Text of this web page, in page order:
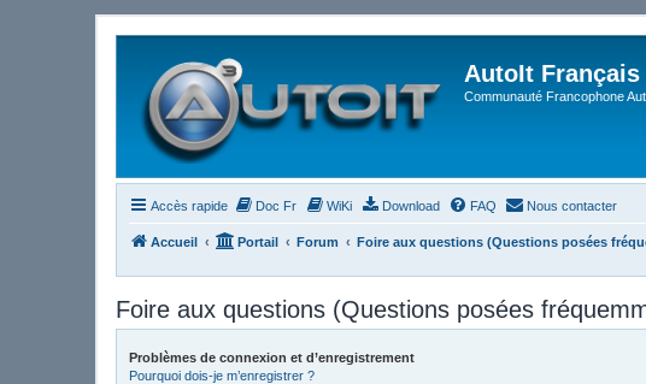
AutoIt Français
Communauté Francophone
Accès rapide Doc Fr WiKi Download FAQ Nous contacter
Accueil Portail Forum Foire aux questions (Questions posées
Foire aux questions (Questions posées
Problèmes de connexion et d’enregistrement
Pourquoi dois-je m’enregistrer ?